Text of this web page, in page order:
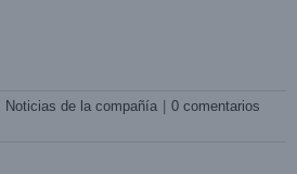
Noticias de la compañía
0 comentarios